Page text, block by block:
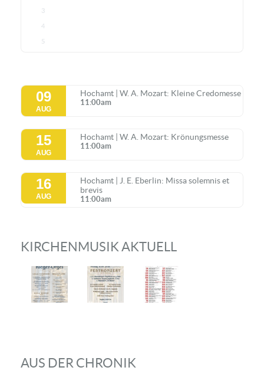
3
4
5
09
AUG
Hochamt | W. A. Mozart: Kleine Credomesse
11:00am
15
AUG
Hochamt | W. A. Mozart: Krönungsmesse
11:00am
16
AUG
Hochamt | J. E. Eberlin: Missa solemnis et
brevis
11:00am
KIRCHENMUSIK AKTUELL
AUS DER CHRONIK